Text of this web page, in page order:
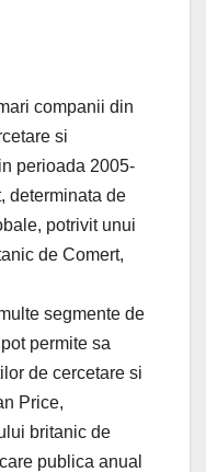
companii din
si
perioada 2005-
determinata de
potrivit unui
de Comert,
segmente de
permite sa
de cercetare si
Price,
britanic de
publica anual